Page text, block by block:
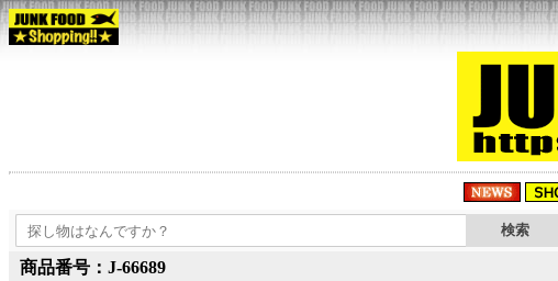
商品番号：J-66689